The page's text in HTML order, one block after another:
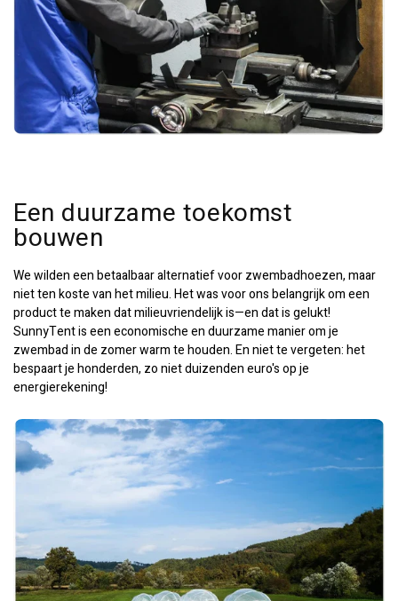
Een duurzame toekomst
bouwen
We wilden een betaalbaar alternatief voor zwembadhoezen, maar
niet ten koste van het milieu. Het was voor ons belangrijk om een
product te maken dat milieuvriendelijk is—en dat is gelukt!
SunnyTent is een economische en duurzame manier om je
zwembad in de zomer warm te houden. En niet te vergeten: het
bespaart je honderden, zo niet duizenden euro's op je
energierekening!